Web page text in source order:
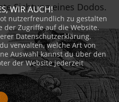
Sichtung eines Dodos.
WIR AUCH!
nutzerfreundlich zu gestalten
der Zugriffe auf die Website.
Datenschutzerklärung.
verwalten, welche Art von
Auswahl kannst du über den
der Website jederzeit